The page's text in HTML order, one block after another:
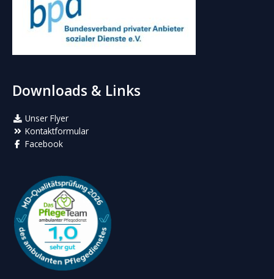
Downloads & Links
Unser Flyer
Kontaktformular
Facebook